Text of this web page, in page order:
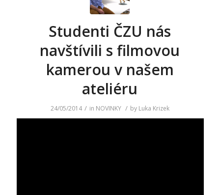
Studenti ČZU nás
navštívili s filmovou
kamerou v našem
ateliéru
24/05/2014 / in NOVINKY / by Luka Krizek